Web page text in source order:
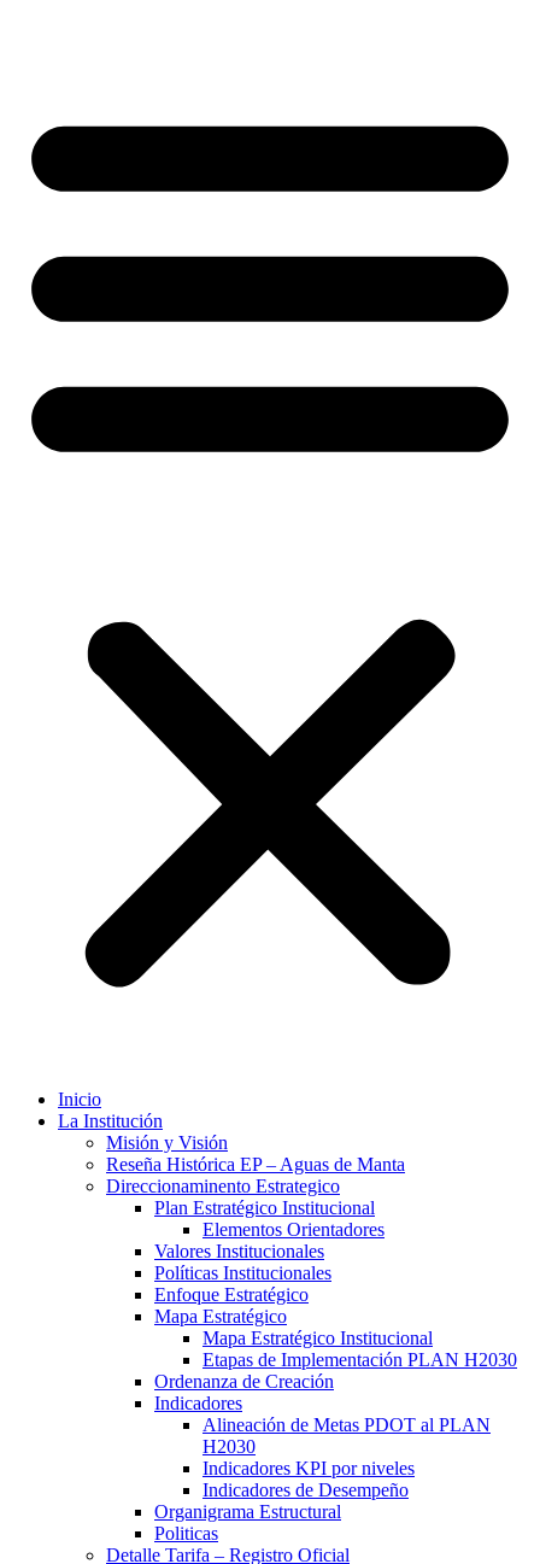
Inicio
La Institución
Misión y Visión
Reseña Histórica EP – Aguas de Manta
Direccionaminento Estrategico
Plan Estratégico Institucional
Elementos Orientadores
Valores Institucionales
Políticas Institucionales
Enfoque Estratégico
Mapa Estratégico
Mapa Estratégico Institucional
Etapas de Implementación PLAN H2030
Ordenanza de Creación
Indicadores
Alineación de Metas PDOT al PLAN
H2030
Indicadores KPI por niveles
Indicadores de Desempeño
Organigrama Estructural
Politicas
Detalle Tarifa – Registro Oficial